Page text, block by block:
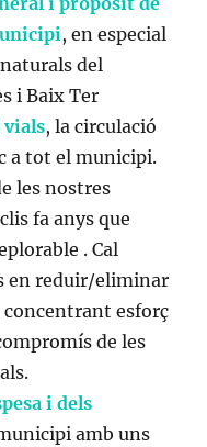
, en especial
del
i Baix Ter
, la circulació
a tot el municipi.
les nostres
fa anys que
. Cal
en reduir/eliminar
esforç
de les
i dels
amb uns